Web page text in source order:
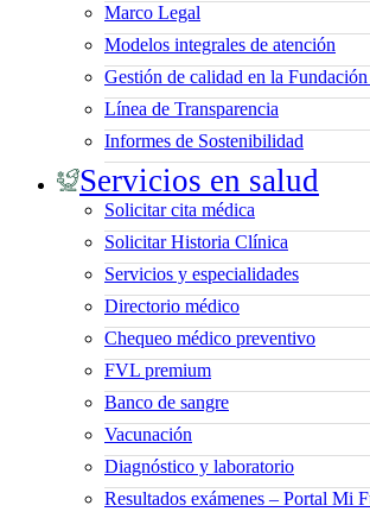
Marco Legal
Modelos integrales de atención
Gestión de calidad en la
Línea de Transparencia
Informes de Sostenibilidad
Servicios en salud
Solicitar cita médica
Solicitar Historia Clínica
Servicios y especialidades
Directorio médico
Chequeo médico preventivo
FVL premium
Banco de sangre
Vacunación
Diagnóstico y laboratorio
Resultados exámenes – Portal Mi